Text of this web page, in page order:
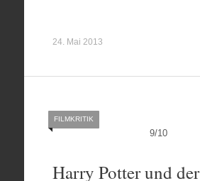
24. Mai 2013
9/10
FILMKRITIK
Harry Potter und der